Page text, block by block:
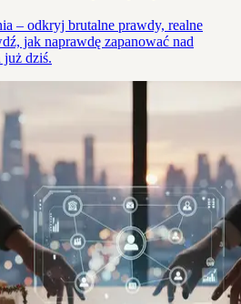
– odkryj brutalne prawdy, realne
jak naprawdę zapanować nad
już dziś.